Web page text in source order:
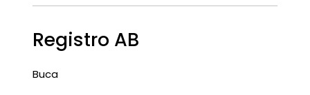
Registro AB
Buca